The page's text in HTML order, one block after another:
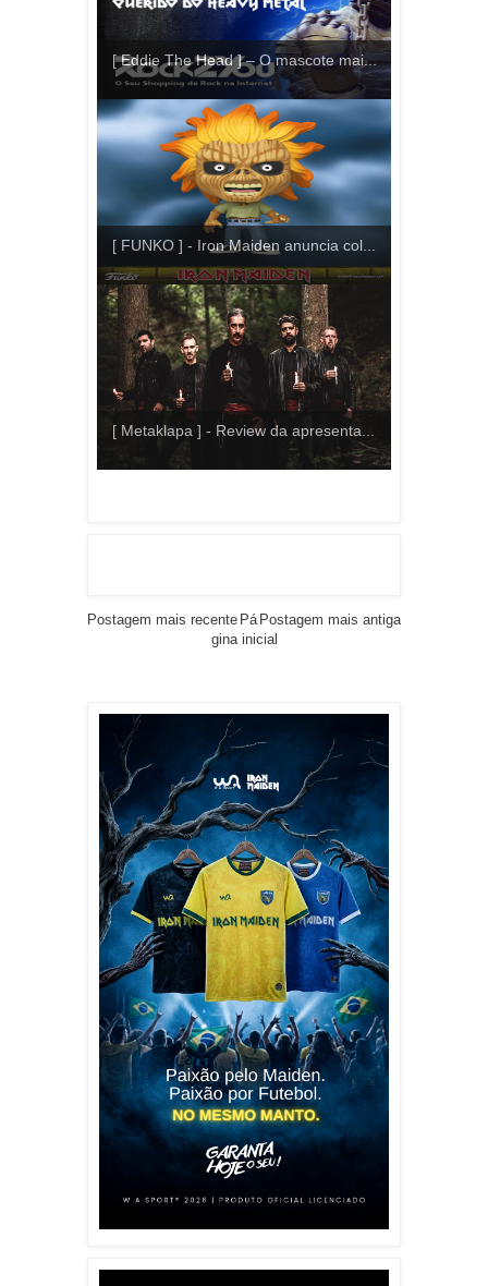
[ Eddie The Head ] – O mascote mai...
[ FUNKO ] - Iron Maiden anuncia col...
[ Metaklapa ] - Review da apresenta...
Postagem mais recente Postagem mais antiga
Pá
gina inicial